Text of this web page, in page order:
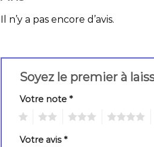
Il n’y a pas encore d’avis.
Soyez le premier à
Votre note *
Votre avis*